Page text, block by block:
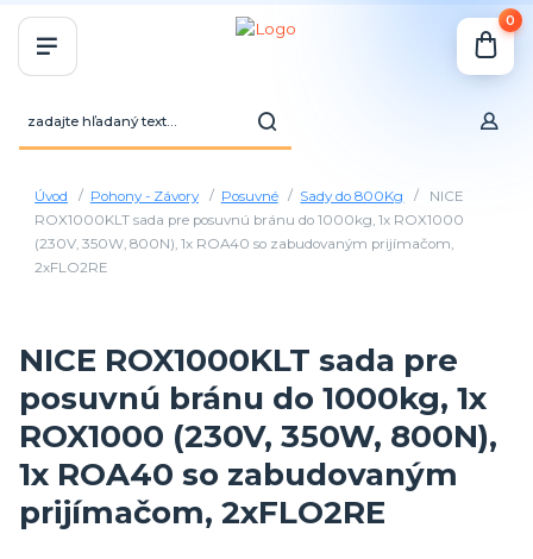
0
Úvod Pohony - Závory Posuvné Sady do 800Kg
NICE
ROX1000KLT sada pre posuvnú bránu do 1000kg, 1x ROX1000
(230V, 350W, 800N), 1x ROA40 so zabudovaným prijímačom,
2xFLO2RE
NICE ROX1000KLT sada pre
posuvnú bránu do 1000kg, 1x
ROX1000 (230V, 350W, 800N),
1x ROA40 so zabudovaným
prijímačom, 2xFLO2RE